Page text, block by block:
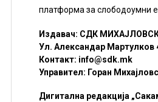
платформа за слободоумни
Издавач: СДК
Ул. Александар Мартулков
Контакт: info@sdk.mk
Управител: Горан
Дигитална редакција